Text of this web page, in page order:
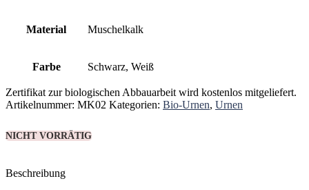
Material Muschelkalk
Farbe Schwarz, Weiß
Zertifikat zur biologischen Abbauarbeit wird kostenlos mitgeliefert.
Artikelnummer: MK02 Kategorien: Bio-Urnen, Urnen
NICHT VORRÄTIG
Beschreibung